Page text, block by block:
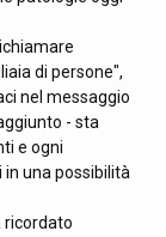
di persone",
nel messaggio
- sta
e ogni
una possibilità
ricordato